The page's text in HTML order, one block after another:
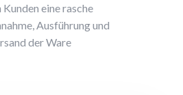
Kunden eine rasche
Ausführungund
der Ware